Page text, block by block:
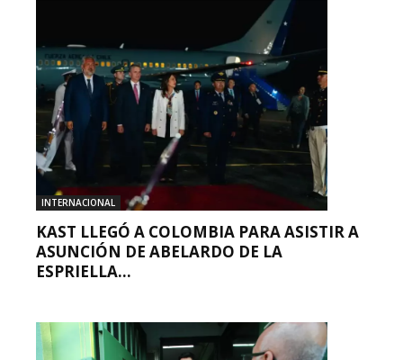
INTERNACIONAL
KAST LLEGÓ A COLOMBIA PARA ASISTIR A
ASUNCIÓN DE ABELARDO DE LA
ESPRIELLA...